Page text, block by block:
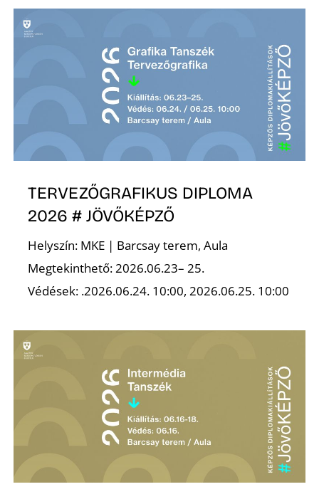
TERVEZŐGRAFIKUS DIPLOMA
2026 # JÖVŐKÉPZŐ
Helyszín: MKE | Barcsay terem, Aula
Megtekinthető: 2026.06.23– 25.
Védések: .2026.06.24. 10:00, 2026.06.25. 10:00